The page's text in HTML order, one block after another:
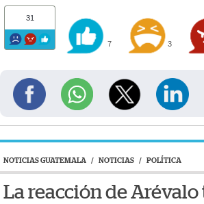
31
7 3
NOTICIAS GUATEMALA / NOTICIAS / POLÍTICA
La reacción de Arévalo